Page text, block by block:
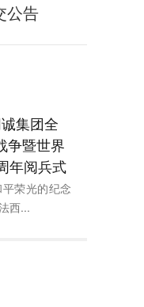
公告
集团全
争暨世界
年阅兵式
荣光的纪念
西...